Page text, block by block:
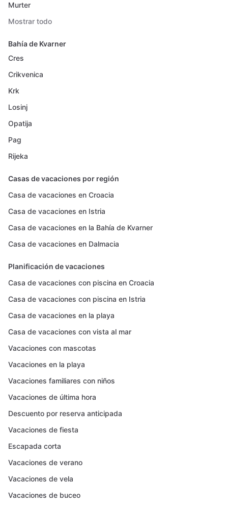
Murter
Mostrar todo
Bahía de Kvarner
Cres
Crikvenica
Krk
Losinj
Opatija
Pag
Rijeka
Casas de vacaciones por región
Casa de vacaciones en Croacia
Casa de vacaciones en Istria
Casa de vacaciones en la Bahía de Kvarner
Casa de vacaciones en Dalmacia
Planificación de vacaciones
Casa de vacaciones con piscina en Croacia
Casa de vacaciones con piscina en Istria
Casa de vacaciones en la playa
Casa de vacaciones con vista al mar
Vacaciones con mascotas
Vacaciones en la playa
Vacaciones familiares con niños
Vacaciones de última hora
Descuento por reserva anticipada
Vacaciones de fiesta
Escapada corta
Vacaciones de verano
Vacaciones de vela
Vacaciones de buceo